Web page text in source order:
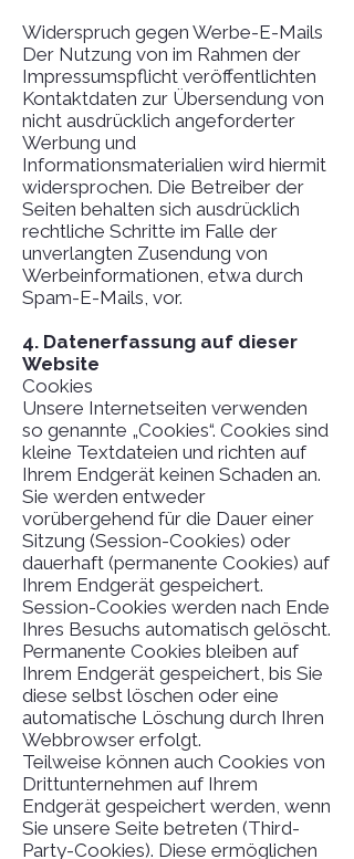
Widerspruch gegen Werbe-E-Mails
Der Nutzung von im Rahmen der
Impressumspflicht veröffentlichten
Kontaktdaten zur Übersendung von
nicht ausdrücklich angeforderter
Werbung und
Informationsmaterialien wird hiermit
widersprochen. Die Betreiber der
Seiten behalten sich ausdrücklich
rechtliche Schritte im Falle der
unverlangten Zusendung von
Werbeinformationen, etwa durch
Spam-E-Mails, vor.
4. Datenerfassung auf dieser
Website
Cookies
Unsere Internetseiten verwenden
so genannte „Cookies“. Cookies sind
kleine Textdateien und richten auf
Ihrem Endgerät keinen Schaden an.
Sie werden entweder
vorübergehend für die Dauer einer
Sitzung (Session-Cookies) oder
dauerhaft (permanente Cookies) auf
Ihrem Endgerät gespeichert.
Session-Cookies werden nach Ende
Ihres Besuchs automatisch gelöscht.
Permanente Cookies bleiben auf
Ihrem Endgerät gespeichert, bis Sie
diese selbst löschen oder eine
automatische Löschung durch Ihren
Webbrowser erfolgt.
Teilweise können auch Cookies von
Drittunternehmen auf Ihrem
Endgerät gespeichert werden, wenn
Sie unsere Seite betreten (Third-
Party-Cookies). Diese ermöglichen